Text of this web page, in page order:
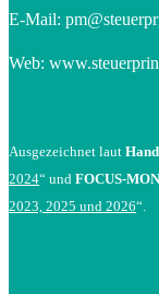
E-Mail:
Web:
Ausgezeichnet laut
2024“ und FOCUS-
2023, 2025 und 2026“.